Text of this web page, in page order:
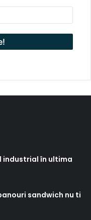
industrial în ultima
sandwich nu ti